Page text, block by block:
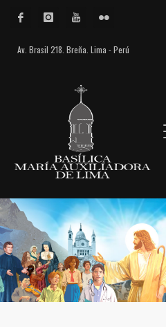
Av. Brasil 218. Breña. Lima - Perú